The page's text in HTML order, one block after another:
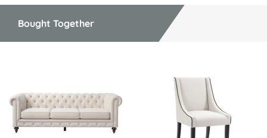
Bought Together